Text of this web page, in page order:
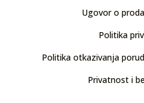
Ugovor o
Politika
Politika otkazivanja
Privatnost i